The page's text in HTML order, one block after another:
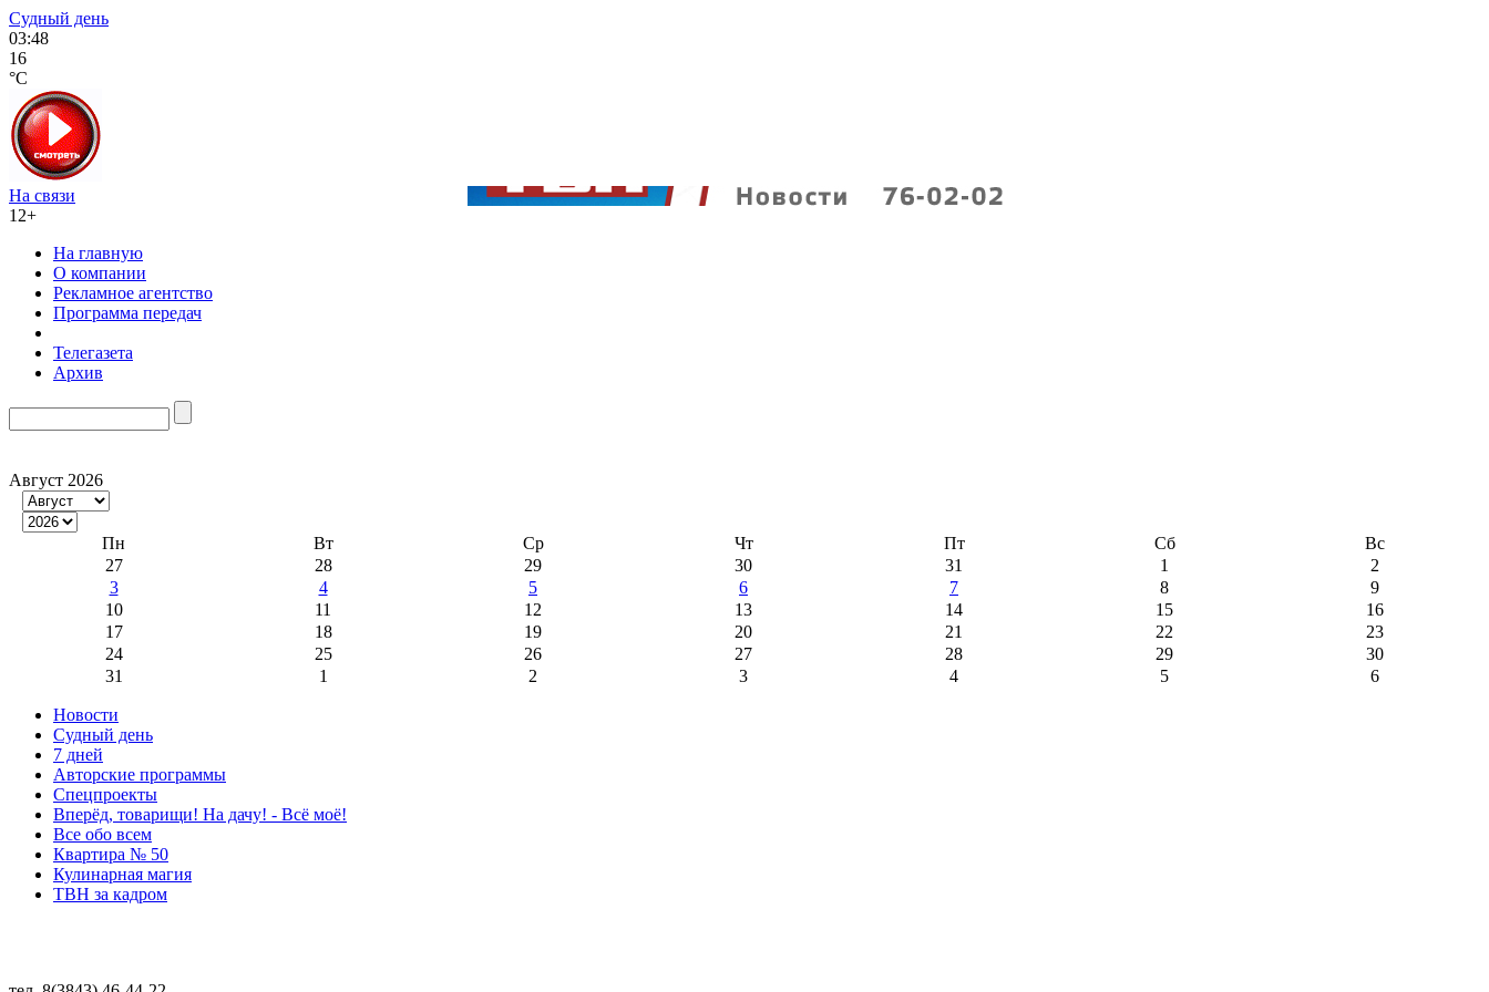
Судный день
03:48
16
°C
На связи
12+
На главную
О компании
Рекламное агентство
Программа передач
Телегазета
Архив
Август 2026
Пн Вт Ср Чт Пт Сб
Вс
27
28 29 30 31 1
2
3
4 5 6 7 8
9
10
11 12 13 14 15
16
17
18 19 20 21 22
23
24
25 26 27 28 29
30
31
1 2 3 4 5 6
Новости
Судный день
7 дней
Авторские программы
Спецпроекты
Вперёд, товарищи! На дачу! - Всё моё!
Все обо всем
Квартира № 50
Кулинарная магия
ТВН за кадром